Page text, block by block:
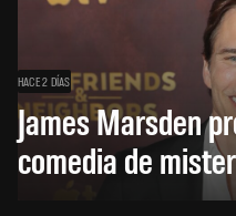
HACE 2 DÍAS
James Marsden
comedia de